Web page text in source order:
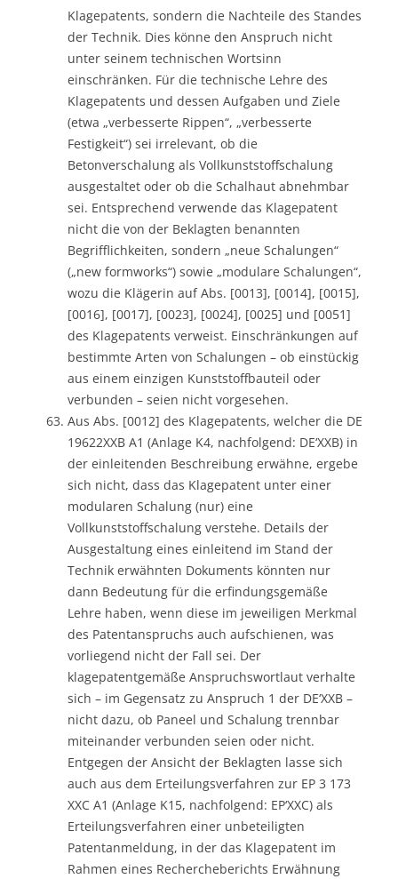
Klagepatents, sondern die Nachteile des Standes
der Technik. Dies könne den Anspruch nicht
unter seinem technischen Wortsinn
einschränken. Für die technische Lehre des
Klagepatents und dessen Aufgaben und Ziele
(etwa „verbesserte Rippen“, „verbesserte
Festigkeit“) sei irrelevant, ob die
Betonverschalung als Vollkunststoffschalung
ausgestaltet oder ob die Schalhaut abnehmbar
sei. Entsprechend verwende das Klagepatent
nicht die von der Beklagten benannten
Begrifflichkeiten, sondern „neue Schalungen“
(„new formworks“) sowie „modulare Schalungen“,
wozu die Klägerin auf Abs. [0013], [0014], [0015],
[0016], [0017], [0023], [0024], [0025] und [0051]
des Klagepatents verweist. Einschränkungen auf
bestimmte Arten von Schalungen – ob einstückig
aus einem einzigen Kunststoffbauteil oder
verbunden – seien nicht vorgesehen.
Aus Abs. [0012] des Klagepatents, welcher die DE
19622XXB A1 (Anlage K4, nachfolgend: DE‘XXB) in
der einleitenden Beschreibung erwähne, ergebe
sich nicht, dass das Klagepatent unter einer
modularen Schalung (nur) eine
Vollkunststoffschalung verstehe. Details der
Ausgestaltung eines einleitend im Stand der
Technik erwähnten Dokuments könnten nur
dann Bedeutung für die erfindungsgemäße
Lehre haben, wenn diese im jeweiligen Merkmal
des Patentanspruchs auch aufschienen, was
vorliegend nicht der Fall sei. Der
klagepatentgemäße Anspruchswortlaut verhalte
sich – im Gegensatz zu Anspruch 1 der DE‘XXB –
nicht dazu, ob Paneel und Schalung trennbar
miteinander verbunden seien oder nicht.
Entgegen der Ansicht der Beklagten lasse sich
auch aus dem Erteilungsverfahren zur EP 3 173
XXC A1 (Anlage K15, nachfolgend: EP‘XXC) als
Erteilungsverfahren einer unbeteiligten
Patentanmeldung, in der das Klagepatent im
Rahmen eines Rechercheberichts Erwähnung